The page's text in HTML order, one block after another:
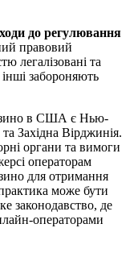
до регулювання
правовий
легалізовані та
забороняють
в США є Нью-
Західна Вірджинія.
органи та вимоги
операторам
для отримання
може бути
законодавство, де
операторами